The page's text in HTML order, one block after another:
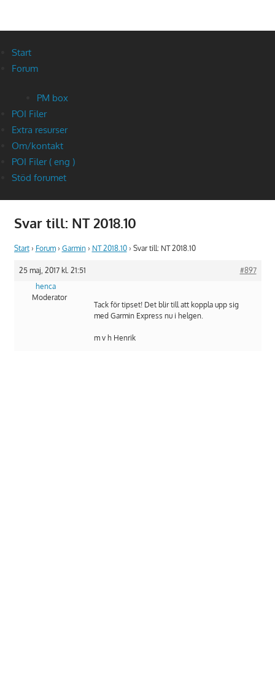
Start
Forum
PM box
POI Filer
Extra resurser
Om/kontakt
POI Filer ( eng )
Stöd forumet
Svar till: NT 2018.10
Start › Forum › Garmin › NT 2018.10 › Svar till: NT 2018.10
25 maj, 2017 kl. 21:51
#897
henca
Moderator
Tack för tipset! Det blir till att koppla upp sig
med Garmin Express nu i helgen.
m v h Henrik